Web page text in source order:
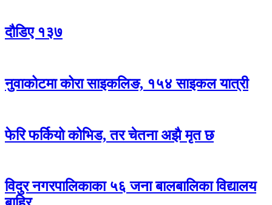
दौडिए १३७
नुवाकोटमा कोरा साइकलिङ, १५४ साइकल यात्री
फेरि फर्कियो कोभिड, तर चेतना अझै मृत छ
विदुर नगरपालिकाका ५६ जना बालबालिका विद्यालय